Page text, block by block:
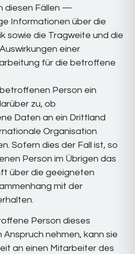
diesen Fällen —
Informationen über die
sowie die Tragweite und die
einer
für die betroffene
Person ein
zu, ob
Daten an ein Drittland
Organisation
Sofern dies der Fall ist, so
Person im Übrigen das
über die geeigneten
mit der
Person dieses
nehmen, kann sie
an einen Mitarbeiter des